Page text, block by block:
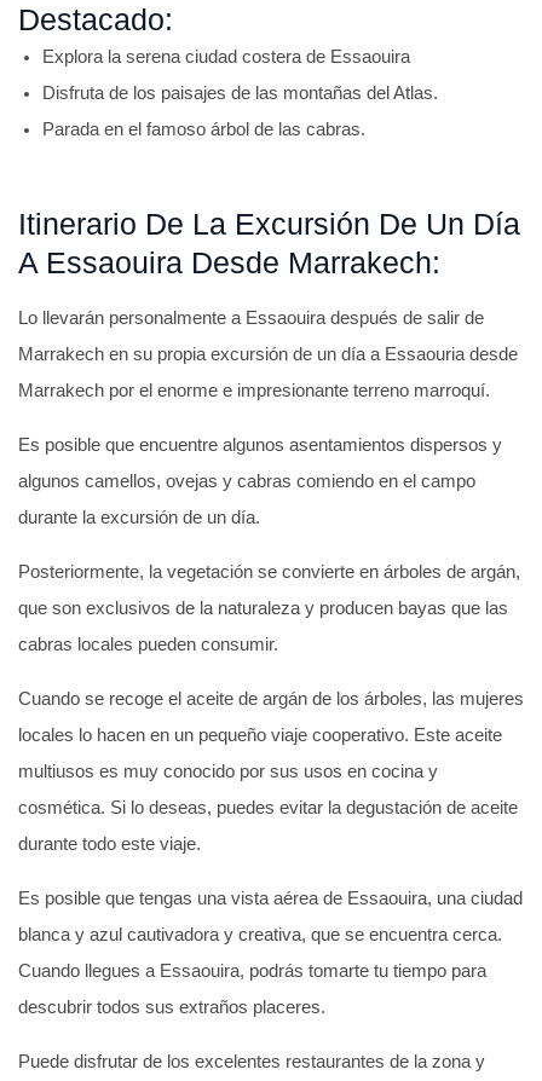
Destacado:
Explora la serena ciudad costera de Essaouira
Disfruta de los paisajes de las montañas del Atlas.
Parada en el famoso árbol de las cabras.
Itinerario De La Excursión De Un Día
A Essaouira Desde Marrakech:
Lo llevarán personalmente a Essaouira después de salir de
Marrakech en su propia excursión de un día a Essaouria desde
Marrakech por el enorme e impresionante terreno marroquí.
Es posible que encuentre algunos asentamientos dispersos y
algunos camellos, ovejas y cabras comiendo en el campo
durante la excursión de un día.
Posteriormente, la vegetación se convierte en árboles de argán,
que son exclusivos de la naturaleza y producen bayas que las
cabras locales pueden consumir.
Cuando se recoge el aceite de argán de los árboles, las mujeres
locales lo hacen en un pequeño viaje cooperativo. Este aceite
multiusos es muy conocido por sus usos en cocina y
cosmética. Si lo deseas, puedes evitar la degustación de aceite
durante todo este viaje.
Es posible que tengas una vista aérea de Essaouira, una ciudad
blanca y azul cautivadora y creativa, que se encuentra cerca.
Cuando llegues a Essaouira, podrás tomarte tu tiempo para
descubrir todos sus extraños placeres.
Puede disfrutar de los excelentes restaurantes de la zona y